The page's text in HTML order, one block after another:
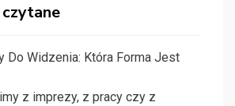
Do Widzenia: Która Forma Jest
z imprezy, z pracy czy z